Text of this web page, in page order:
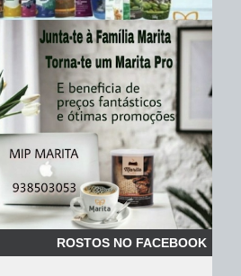
ROSTOS NO FACEBOOK